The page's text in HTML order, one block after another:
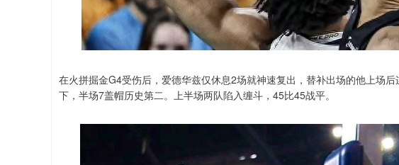
在火拼掘金G4受伤后，爱德华兹仅休息2场就神速复出，替补出场的他上场
下，半场7盖帽历史第二。上半场两队陷入缠斗，45比45战平。